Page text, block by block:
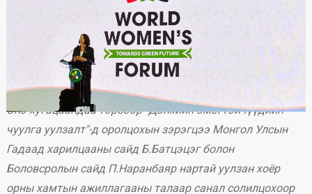
Гадаад Хэрэг, Хамтын Нөхөрлөл, Хөгжлийн яамны
Энэтхэг-Номхон Далайн Бүс нутаг хариуцсан сайд
Катерин Вест манай улсад наймдугаар сарын 22-23-нд
айлчилж байна.
Энэ хугацаандаа тэрбээр "Дэлхийн эмэгтэйчүүдийн
чуулга уулзалт"-д оролцохын зэрэгцээ Монгол Улсын
Гадаад харилцааны сайд Б.Батцэцэг болон
Боловсролын сайд П.Наранбаяр нартай уулзан хоёр
орны хамтын ажиллагааны талаар санал солилцохоор